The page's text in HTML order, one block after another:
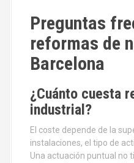
Preguntas
reformas de
Barcelona
¿Cuánto cuesta
industrial?
El coste depende de la
instalaciones, el tipo de
Una actuación puntual no